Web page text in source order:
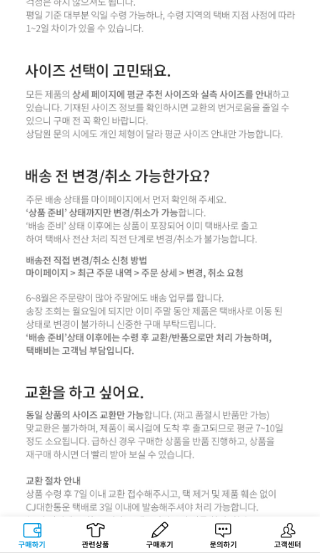
구매하기 관련상품 상품후기 문의하기 고객센터